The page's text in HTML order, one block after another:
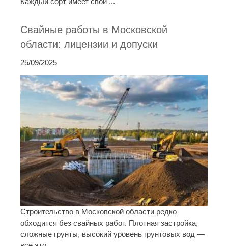
Свайные работы в Московской
области: лицензии и допуски
25/09/2025
Строительство в Московской области редко
обходится без свайных работ. Плотная застройка,
сложные грунты, высокий уровень грунтовых вод —